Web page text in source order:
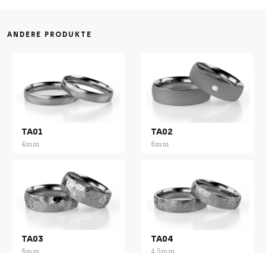
ANDERE PRODUKTE
TA01
4mm
TA02
6mm
TA03
6mm
TA04
4.5mm